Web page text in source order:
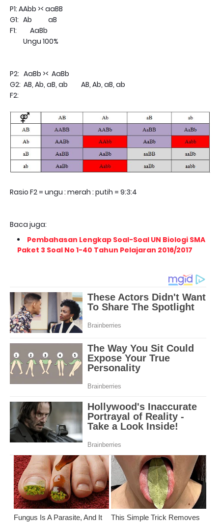
P1: AAbb >< aaBB
G1: Ab aB
F1: AaBb
Ungu 100%
P2: AaBb >< AaBb
G2: AB, Ab, aB, ab AB, Ab, aB, ab
F2:
Rasio F2 = ungu : merah : putih = 9:3:4
Baca juga:
Pembahasan Lengkap Soal-Soal UN Biologi SMA
Paket 3 Soal No 1-40 Tahun Pelajaran 2016/2017
Fungus Is A Parasite, And It
This Simple Trick Removes